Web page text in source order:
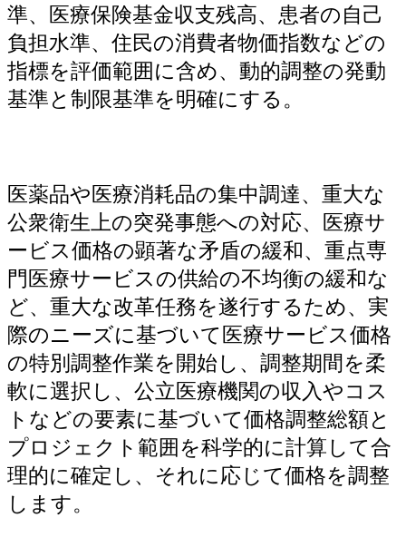
準、医療保険基金収支残高、患者の自己
負担水準、住民の消費者物価指数などの
指標を評価範囲に含め、動的調整の発動
基準と制限基準を明確にする。
医薬品や医療消耗品の集中調達、重大な
公衆衛生上の突発事態への対応、医療サ
ービス価格の顕著な矛盾の緩和、重点専
門医療サービスの供給の不均衡の緩和な
ど、重大な改革任務を遂行するため、実
際のニーズに基づいて医療サービス価格
の特別調整作業を開始し、調整期間を柔
軟に選択し、公立医療機関の収入やコス
トなどの要素に基づいて価格調整総額と
プロジェクト範囲を科学的に計算して合
理的に確定し、それに応じて価格を調整
します。